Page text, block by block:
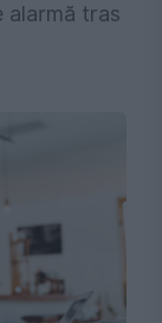
alarmă tras